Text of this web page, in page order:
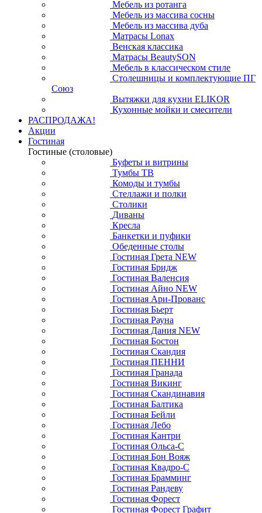
Мебель из ротанга
Мебель из массива сосны
Мебель из массива дуба
Матрасы Lonax
Венская классика
Матрасы BeautySON
Мебель в классическом стиле
Столешницы и комплектующие ПГ
Союз
Вытяжки для кухни ELIKOR
Кухонные мойки и смесители
РАСПРОДАЖА!
Акции
Гостиная
Гостиные (столовые)
Буфеты и витрины
Тумбы ТВ
Комоды и тумбы
Стеллажи и полки
Столики
Диваны
Кресла
Банкетки и пуфики
Обеденные столы
Гостиная Грета NEW
Гостиная Бридж
Гостиная Валенсия
Гостиная Айно NEW
Гостиная Ари-Прованс
Гостиная Бьерт
Гостиная Рауна
Гостиная Дания NEW
Гостиная Бостон
Гостиная Скандия
Гостиная ПЕННИ
Гостиная Гранада
Гостиная Викинг
Гостиная Скандинавия
Гостиная Балтика
Гостиная Бейли
Гостиная Лебо
Гостиная Кантри
Гостиная Ольса-С
Гостиная Бон Вояж
Гостиная Квадро-С
Гостиная Брамминг
Гостиная Рандеву
Гостиная Форест
Гостиная Форест Графит